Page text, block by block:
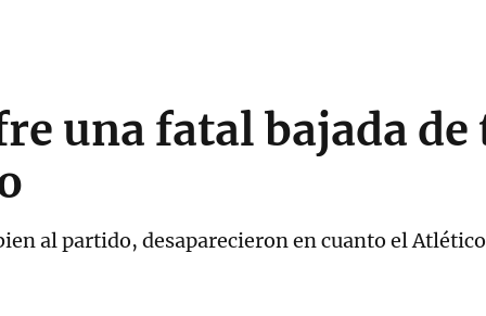
una fatal bajada de
al partido, desaparecieron en cuanto el